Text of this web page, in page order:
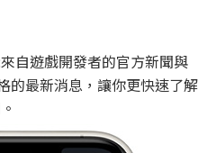
自遊戲開發者的官方新聞與
的最新消息，讓你更快速了解